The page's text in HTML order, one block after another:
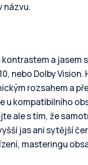
názvu.
kontrastem a jasem
nebo Dolby Vision.
rozsahem a
u kompatibilního
ale s tím, že
jas ani sytější
masteringu